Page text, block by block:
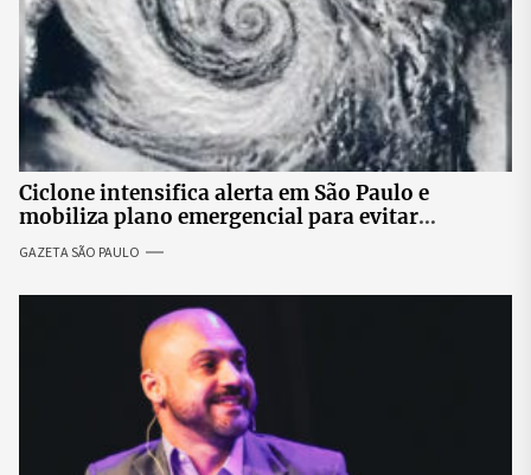
Ciclone intensifica alerta em São Paulo e
mobiliza plano emergencial para evitar
impactos no fornecimento de energia
GAZETA SÃO PAULO